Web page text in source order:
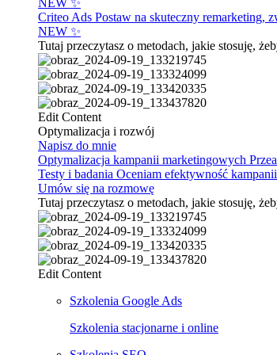
NEW ✨
Criteo Ads Postaw na skuteczny remarketing,
NEW ✨
Tutaj przeczytasz o metodach, jakie stosuję,
Edit Content
Optymalizacja i rozwój
Napisz do mnie
Optymalizacja kampanii marketingowych
Testy i badania Oceniam efektywność
Umów się na rozmowę
Tutaj przeczytasz o metodach, jakie stosuję,
Edit Content
Szkolenia Google Ads
Szkolenia stacjonarne i online